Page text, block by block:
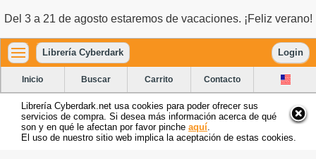
Del 3 a 21 de agosto estaremos de vacaciones. ¡Feliz verano!
Librería Cyberdark Login
Inicio Buscar Carrito Contacto
Librería Cyberdark.net usa cookies para poder ofrecer sus
servicios de compra. Si desea más información acerca de qué
son y en qué le afectan por favor pinche aquí
El uso de nuestro sitio web implica la aceptación de estas cookies.